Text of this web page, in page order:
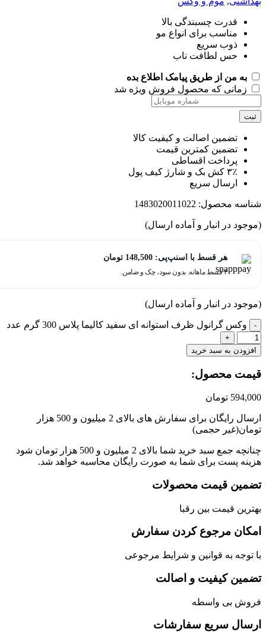
چسبندگی بالا
برای انواع مو
سریع
لطافت ناب
از طریق پیامک اطلاع بده
که محصول فروش ویژه شد
اصالت و کیفیت کالا
کمترین قیمت
اقساطی
سریع
1483020011022
انبار و آماده ارسال)
هر قسط با اسنپ‌پی: 148,500 تومان
انبار و آماده ارسال)
ظرف استوانه ای سفید کالیما پلاس 300 گرم عدد
سبد خرید
تومان
ارسال رایگان برای سفارش های بالای 2 میلیون و 500 هزار
حجمی)
چنانچه جمع سبد خرید شما بالای 2 میلیون و 500 هزار تومان شود
برای شما به صورت رایگان محاسبه خواهد شد.
قیمت محصولات
بین رقبا
مرجوع کردن سفارش
قوانین و شرایط مرجوعی
و اصالت
واسطه
سریع سفارشات